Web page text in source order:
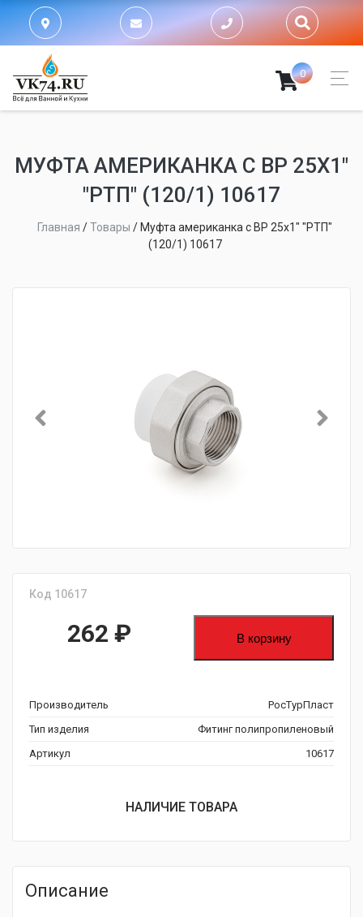
0
МУФТА АМЕРИКАНКА С ВР 25Х1"
"РТП" (120/1) 10617
Главная /Товары / Муфта американка с ВР 25х1" "РТП"
(120/1) 10617
Код 10617
262 ₽ В корзину
Производитель
РосТурПласт
Тип изделия
Фитинг полипропиленовый
Артикул
10617
НАЛИЧИЕ ТОВАРА
Описание